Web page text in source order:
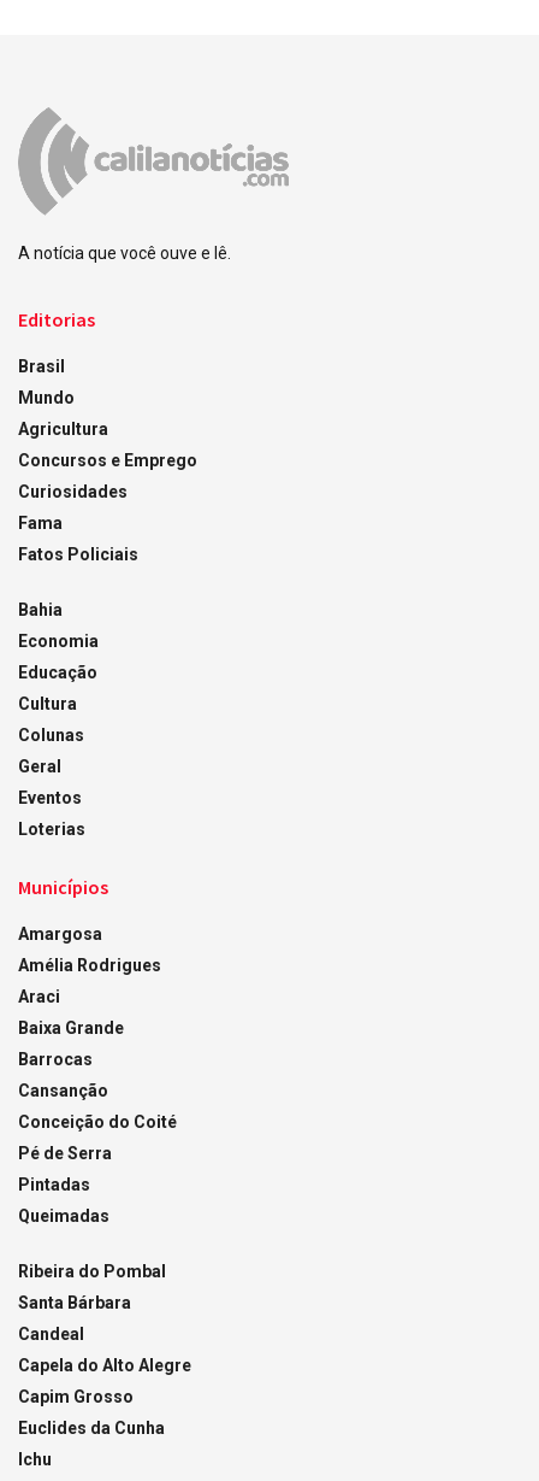
A notícia que você ouve e lê.
Editorias
Brasil
Mundo
Agricultura
Concursos e Emprego
Curiosidades
Fama
Fatos Policiais
Bahia
Economia
Educação
Cultura
Colunas
Geral
Eventos
Loterias
Municípios
Amargosa
Amélia Rodrigues
Araci
Baixa Grande
Barrocas
Cansanção
Conceição do Coité
Pé de Serra
Pintadas
Queimadas
Ribeira do Pombal
Santa Bárbara
Candeal
Capela do Alto Alegre
Capim Grosso
Euclides da Cunha
Ichu